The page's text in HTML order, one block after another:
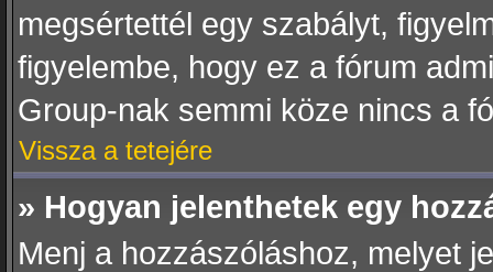
megsértettél egy szabályt,
figyelembe, hogy ez a fórum
Group-nak semmi köze nincs a
Vissza a tetejére
» Hogyan jelenthetek egy
Menj a hozzászóláshoz, melyet